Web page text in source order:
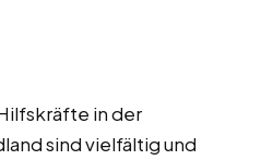
in der
sind vielfältig und